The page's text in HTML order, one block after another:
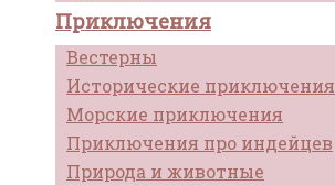
Приключения
Вестерны
Исторические приключения
Морские приключения
Приключения про индейцев
Природа и животные